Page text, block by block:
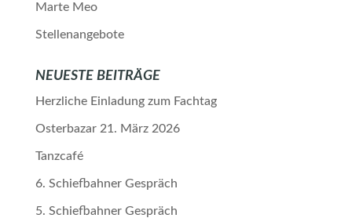
Marte Meo
Stellenangebote
NEUESTE BEITRÄGE
Herzliche Einladung zum Fachtag
Osterbazar 21. März 2026
Tanzcafé
6. Schiefbahner Gespräch
5. Schiefbahner Gespräch